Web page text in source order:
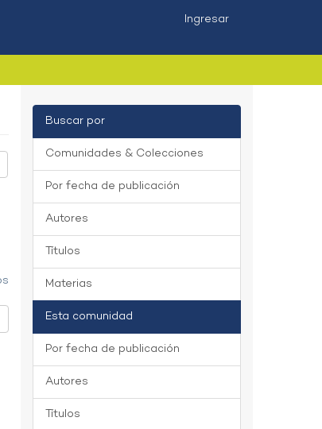
Ingresar
Buscar por
Comunidades & Colecciones
Por fecha de publicación
Autores
Títulos
Materias
Esta comunidad
Por fecha de publicación
Autores
Títulos